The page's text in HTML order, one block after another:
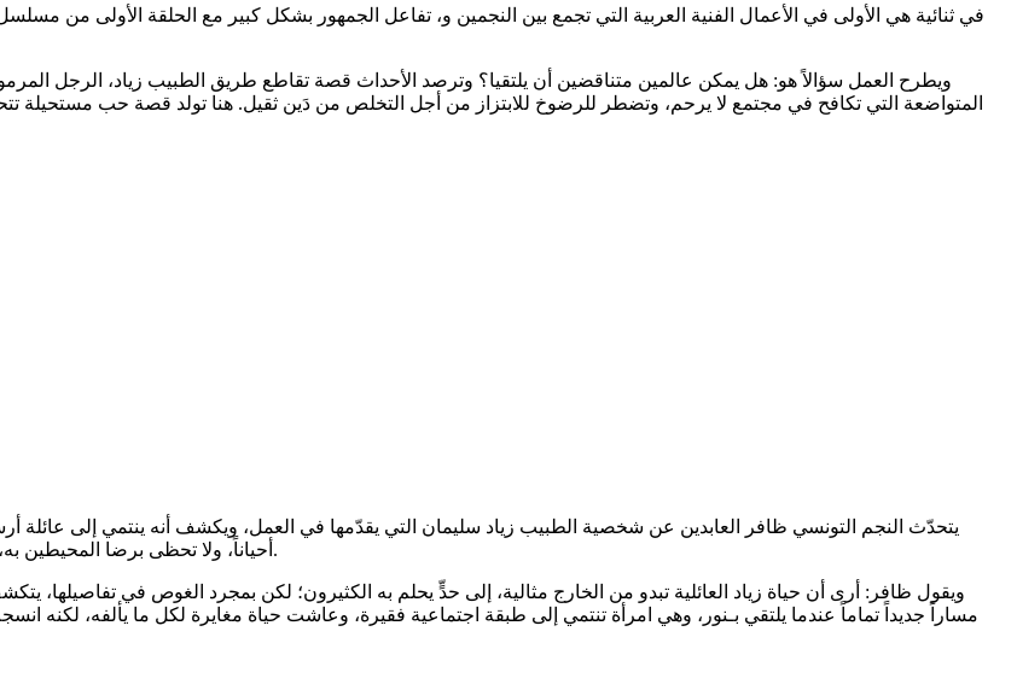
في ثنائية هي الأولى في الأعمال الفنية العربية التي تجمع بين النجمين و، تفاعل الجمهور بشكل كبير مع الحلقة الأولى من
ويطرح العمل سؤالاً هو: هل يمكن عالمين متناقضين أن يلتقيا؟ وترصد الأحداث قصة تقاطع طريق الطبيب زياد، الرجل
المتواضعة التي تكافح في مجتمع لا يرحم، وتضطر للرضوخ للابتزاز من أجل التخلص من دَين ثقيل. هنا تولد قصة حب مستحيلة
يتحدّث النجم التونسي ظافر العابدين عن شخصية الطبيب زياد سليمان التي يقدّمها في العمل، ويكشف أنه ينتمي إلى عائلة
أحياناً، ولا تحظى برضا المحيطين به، وهذا التميز والتفكير المختلف هو ما جعل الشخصية جاذبة ومهمة له كممثل.
ويقول ظافر: أرى أن حياة زياد العائلية تبدو من الخارج مثالية، إلى حدٍّ يحلم به الكثيرون؛ لكن بمجرد الغوص في
مساراً جديداً تماماً عندما يلتقي بـنور، وهي امرأة تنتمي إلى طبقة اجتماعية فقيرة، وعاشت حياة مغايرة لكل ما يألفه، لكنه